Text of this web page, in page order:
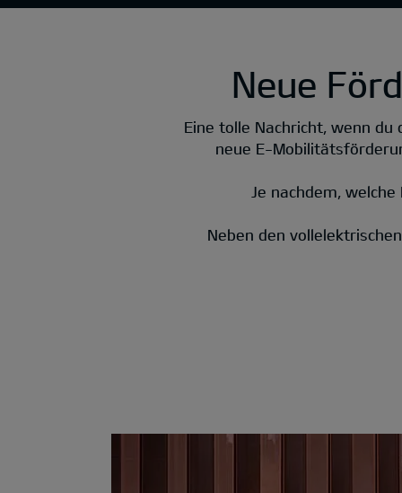
Neue
Eine tolle Nachricht, wenn
neue E-
Je nachdem,
Neben den